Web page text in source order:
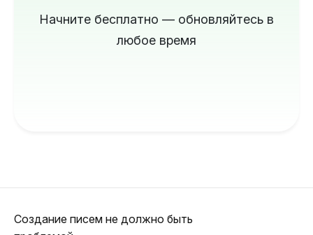
Начните бесплатно — обновляйтесь в
любое время
Создание писем не должно быть